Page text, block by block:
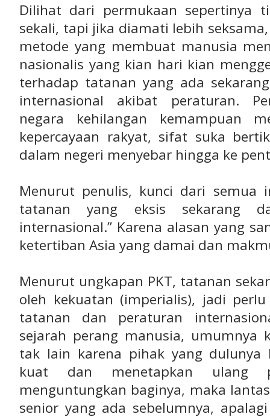
Dilihat dari permukaan sepertinya
sekali, tapi jika diamati lebih
metode yang membuat manusia
nasionalis yang kian hari kian
terhadap tatanan yang ada
internasional akibat peraturan.
negara kehilangan kemampuan
kepercayaan rakyat, sifat suka
dalam negeri menyebar hingga ke
Menurut penulis, kunci dari semua
tatanan yang eksis sekarang
internasional.” Karena alasan yang
ketertiban Asia yang damai dan
Menurut ungkapan PKT, tatanan
oleh kekuatan (imperialis), jadi
tatanan dan peraturan
sejarah perang manusia, umumnya
tak lain karena pihak yang dulunya
kuat dan menetapkan ulang
menguntungkan baginya, maka
senior yang ada sebelumnya,